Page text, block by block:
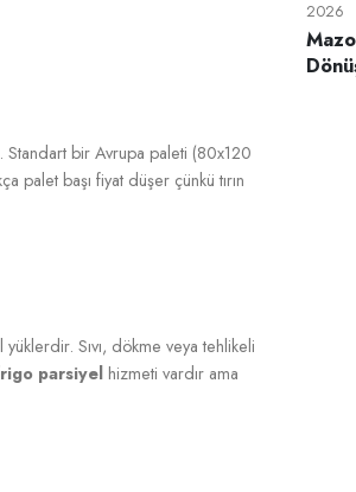
. Standart bir Avrupa paleti (80x120
palet başı fiyat düşer çünkü tırın
Sıvı, dökme veya tehlikeli
parsiyel hizmeti vardır ama
2026